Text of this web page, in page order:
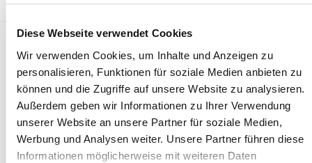
Diese Webseite verwendet Cookies
Wir verwenden Cookies, um Inhalte und Anzeigen zu
personalisieren, Funktionen für soziale Medien anbieten zu
können und die Zugriffe auf unsere Website zu analysieren.
Außerdem geben wir Informationen zu Ihrer Verwendung
unserer Website an unsere Partner für soziale Medien,
Werbung und Analysen weiter. Unsere Partner führen diese
Informationen möglicherweise mit weiteren Daten
Karriere und Nachwuchskräfte Suchen
Umzüge innerhalb der
Kreisverwaltung
News - Meldungen